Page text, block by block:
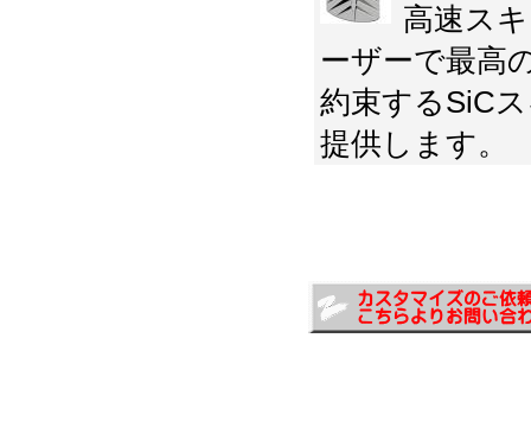
高速ス
ーザーで最高
約束するSiC
提供します。